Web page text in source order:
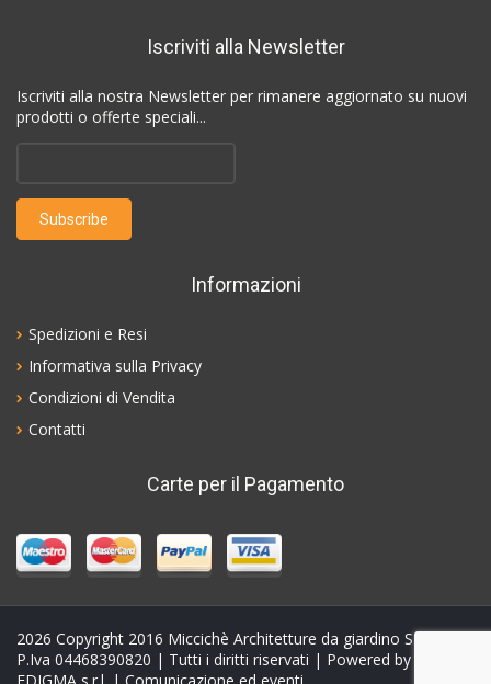
Iscriviti alla Newsletter
Iscriviti alla nostra Newsletter per rimanere aggiornato su nuovi
prodotti o offerte speciali...
Informazioni
Spedizioni e Resi
Informativa sulla Privacy
Condizioni di Vendita
Contatti
Carte per il Pagamento
2026 Copyright 2016 Miccichè Architetture da giardino S.N.C. -
P.Iva 04468390820 | Tutti i diritti riservati | Powered by